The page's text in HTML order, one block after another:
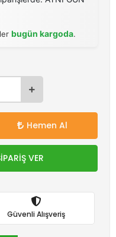
bugün kargoda.
Hemen Al
VER
Güvenli Alışveriş